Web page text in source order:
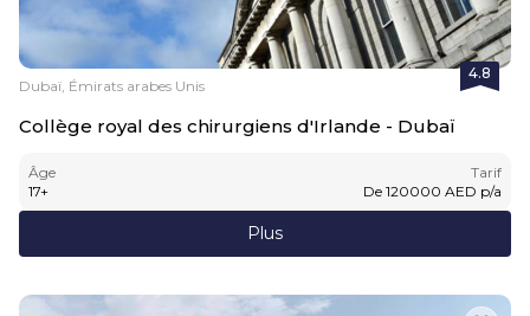
4.8
Dubaï, Émirats arabes Unis
Collège royal des chirurgiens d'Irlande - Dubaï
Âge
17+
Tarif
De 120000 AED p/a
Plus